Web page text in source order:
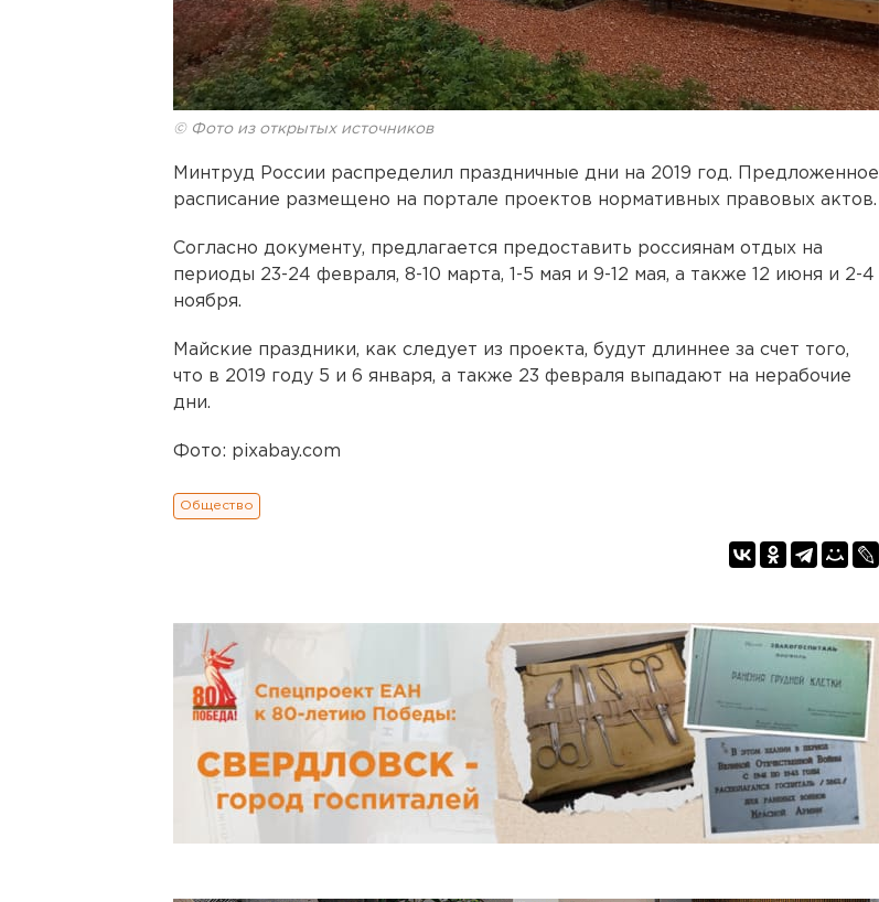
© Фото из открытых источников
Минтруд России распределил праздничные дни на 2019 год. Предложенное
расписание размещено на портале проектов нормативных правовых актов.
Согласно документу, предлагается предоставить россиянам отдых на
периоды 23-24 февраля, 8-10 марта, 1-5 мая и 9-12 мая, а также 12 июня и 2-4
ноября.
Майские праздники, как следует из проекта, будут длиннее за счет того,
что в 2019 году 5 и 6 января, а также 23 февраля выпадают на нерабочие
дни.
Фото: pixabay.com
Общество